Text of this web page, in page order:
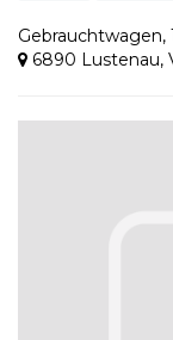
Gebrauchtwagen,
6890 Lustenau,